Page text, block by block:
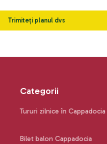
Trimiteți planul dvs
Categorii
Tururi zilnice în Cappadocia
Bilet balon Cappadocia